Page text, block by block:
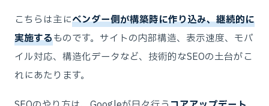
こちらは主にベンダー側が構築時に作り込み、継続的に
実施するものです。サイトの内部構造、表示速度、モバ
イル対応、構造化データなど、技術的なSEOの土台がこ
れにあたります。